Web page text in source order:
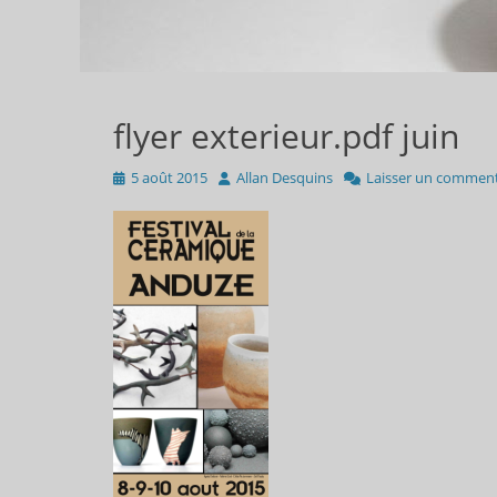
flyer exterieur.pdf juin
Publié5 août 2015 Auteur
Allan Desquins Laisser un